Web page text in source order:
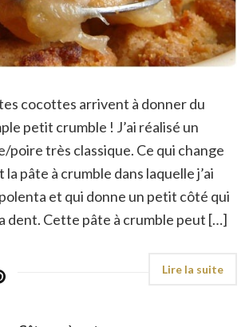
cocottes arrivent à donner du
petit crumble ! J’ai réalisé un
poire très classique. Ce qui change
la pâte à crumble dans laquelle j’ai
et qui donne un petit côté qui
dent. Cette pâte à crumble peut […]